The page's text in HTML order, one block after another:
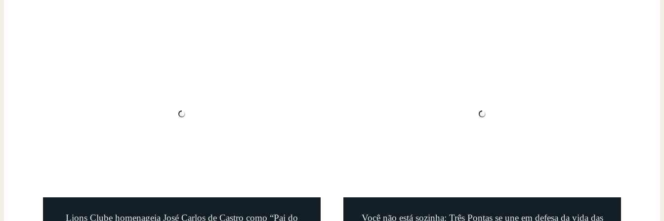
Lions Clube homenageia José Carlos de Castro como “Pai do
Você não está sozinha: Três Pontas se une em defesa da vida das